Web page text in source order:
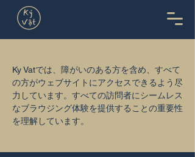
Ky Vatでは、障がいのある方を含め、すべて
の方がウェブサイトにアクセスできるよう尽
力しています。すべての訪問者にシームレス
なブラウジング体験を提供することの重要性
を理解しています。